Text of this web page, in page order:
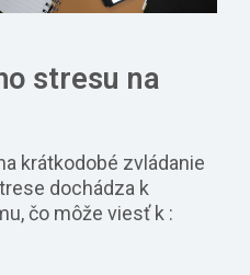
stresu na
krátkodobé zvládanie
dochádza k
čo môže viesť k :